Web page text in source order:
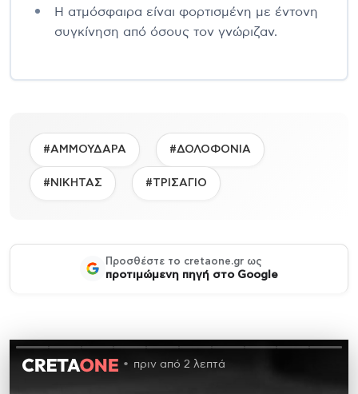
Η ατμόσφαιρα είναι φορτισμένη με έντονη
συγκίνηση από όσους τον γνώριζαν.
#ΑΜΜΟΥΔΑΡΑ #ΔΟΛΟΦΟΝΙΑ
#ΝΙΚΗΤΑΣ #ΤΡΙΣΑΓΙΟ
Προσθέστε το cretaone.gr ως
προτιμώμενη πηγή στο Google
πριν από 2 λεπτά